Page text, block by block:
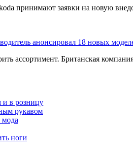
принимают заявки на новую
анонсировал 18 новых
ассортимент. Британская
и в розницу
рукавом
мода
ноги